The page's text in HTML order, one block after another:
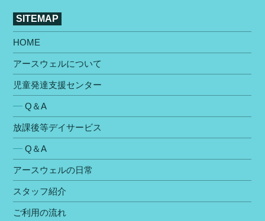
SITEMAP
HOME
アースウェルについて
児童発達支援センター
Q＆A
放課後等デイサービス
Q＆A
アースウェルの⽇常
スタッフ紹介
ご利⽤の流れ